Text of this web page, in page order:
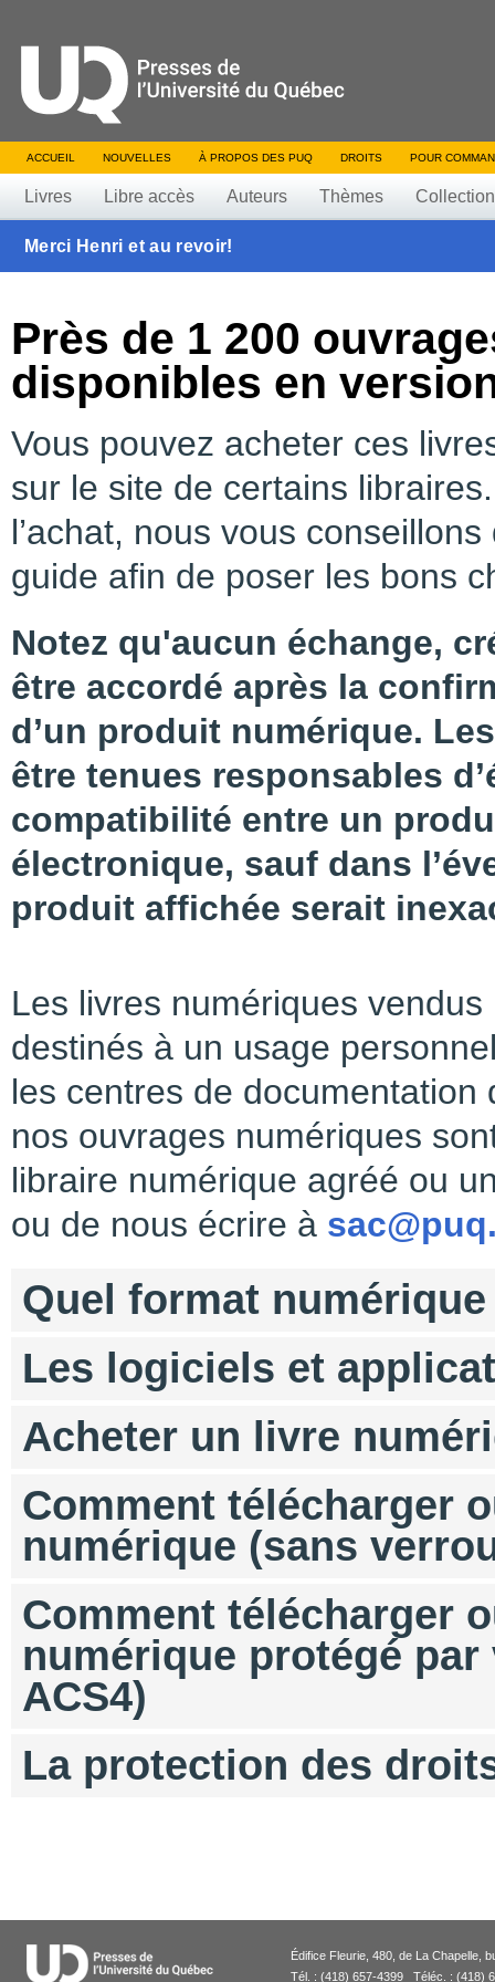
ACCUEIL NOUVELLES À PROPOS DES PUQ DROITS POUR
Livres Libre accès Auteurs Thèmes
Merci Henri et au revoir!
Près de 1 200
disponibles en
Vous pouvez acheter ces
sur le site de certains
l’achat, nous vous
guide afin de poser les bons
Notez qu'aucun échange,
être accordé après la
d’un produit numérique.
être tenues responsables
compatibilité entre un
électronique, sauf dans
produit affichée serait
Les livres numériques
destinés à un usage
les centres de
nos ouvrages numériques
libraire numérique agréé ou
ou de nous écrire à
Quel format
Les logiciels et
Acheter un livre
Comment télécharger
numérique (sans
Comment télécharger
numérique protégé
ACS4)
La protection des
Édifice Fleurie, 480, de La Chapelle,
Tél. : (418) 657-4399 Téléc. : (418)